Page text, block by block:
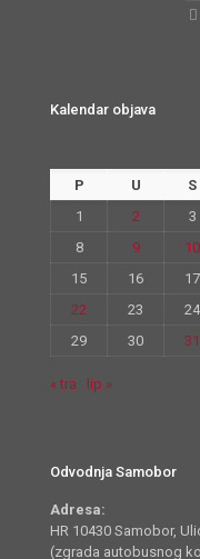
Kalendar objava
P U S
1
2 3
8
9 10
15
16 17
22
23 24
29
30 31
« tra lip »
Odvodnja Samobor
Adresa:
HR 10430 Samobor,
(zgrada autobusnog